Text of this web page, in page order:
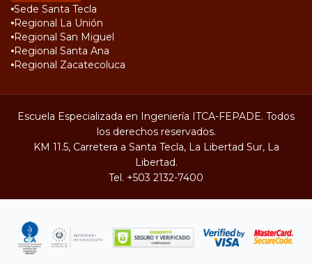
Sede Santa Tecla
Regional La Unión
Regional San Miguel
Regional Santa Ana
Regional Zacatecoluca
Escuela Especializada en Ingeniería ITCA-FEPADE. Todos
los derechos reservados.
KM 11.5, Carretera a Santa Tecla, La Libertad Sur, La
Libertad.
Tel. +503 2132-7400